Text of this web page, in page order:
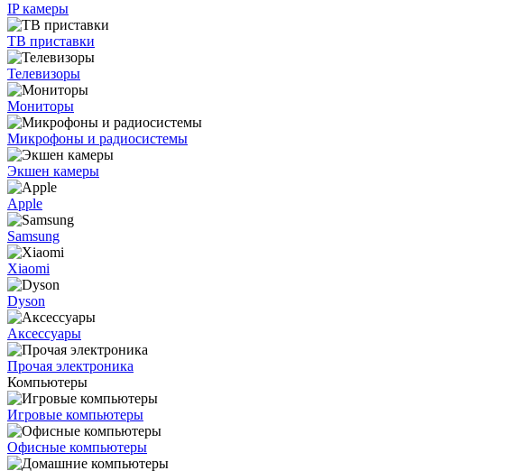
IP камеры
ТВ приставки
Телевизоры
Мониторы
Микрофоны и радиосистемы
Экшен камеры
Apple
Samsung
Xiaomi
Dyson
Аксессуары
Прочая электроника
Компьютеры
Игровые компьютеры
Офисные компьютеры